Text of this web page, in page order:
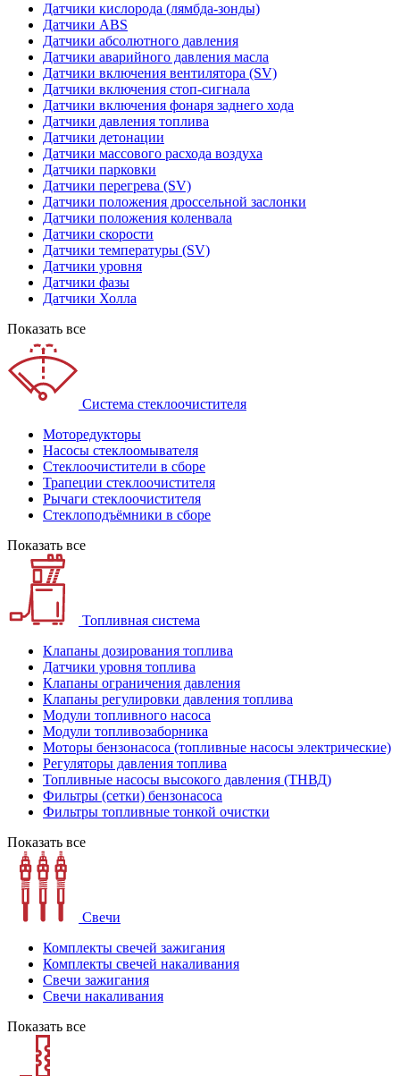
Датчики кислорода (лямбда-зонды)
Датчики ABS
Датчики абсолютного давления
Датчики аварийного давления масла
Датчики включения вентилятора (SV)
Датчики включения стоп-сигнала
Датчики включения фонаря заднего хода
Датчики давления топлива
Датчики детонации
Датчики массового расхода воздуха
Датчики парковки
Датчики перегрева (SV)
Датчики положения дроссельной заслонки
Датчики положения коленвала
Датчики скорости
Датчики температуры (SV)
Датчики уровня
Датчики фазы
Датчики Холла
Показать все
Система стеклоочистителя
Моторедукторы
Насосы стеклоомывателя
Стеклоочистители в сборе
Трапеции стеклоочистителя
Рычаги стеклоочистителя
Стеклоподъёмники в сборе
Показать все
Топливная система
Клапаны дозирования топлива
Датчики уровня топлива
Клапаны ограничения давления
Клапаны регулировки давления топлива
Модули топливного насоса
Модули топливозаборника
Моторы бензонасоса (топливные насосы электрические)
Регуляторы давления топлива
Топливные насосы высокого давления (ТНВД)
Фильтры (сетки) бензонасоса
Фильтры топливные тонкой очистки
Показать все
Свечи
Комплекты свечей зажигания
Комплекты свечей накаливания
Свечи зажигания
Свечи накаливания
Показать все